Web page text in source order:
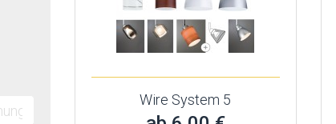
Wire System 5